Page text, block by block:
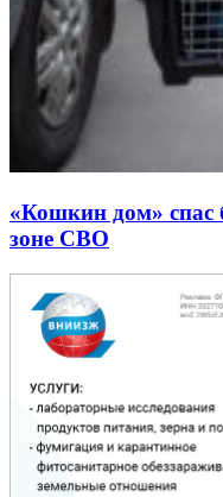
«Кошкин дом» спас
зоне СВО